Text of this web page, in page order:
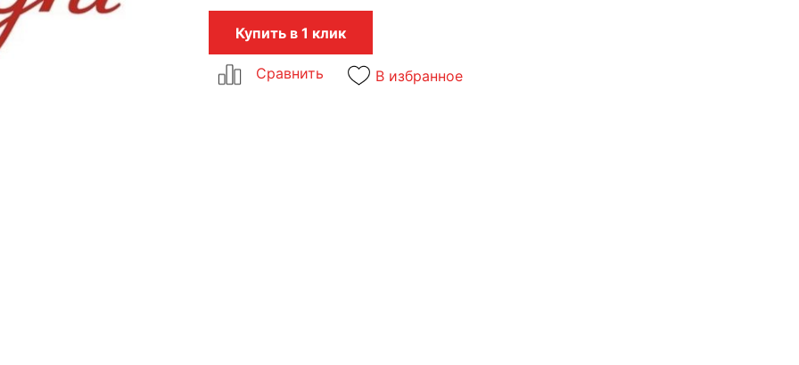
Купить в 1 клик
В избранное